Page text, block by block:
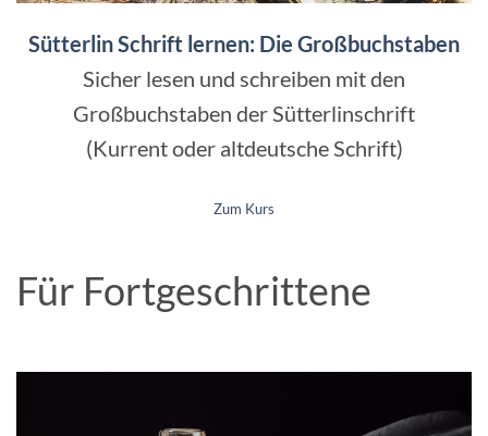
Sütterlin Schrift lernen: Die Großbuchstaben
Sicher lesen und schreiben mit den
Großbuchstaben der Sütterlinschrift
(Kurrent oder altdeutsche Schrift)
Zum Kurs
Für Fortgeschrittene